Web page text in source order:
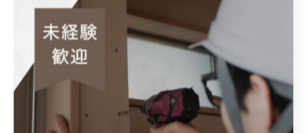
#直行直帰
#建築
#スキルアップ
#学歴不問
#見習い
カテゴリー Categories